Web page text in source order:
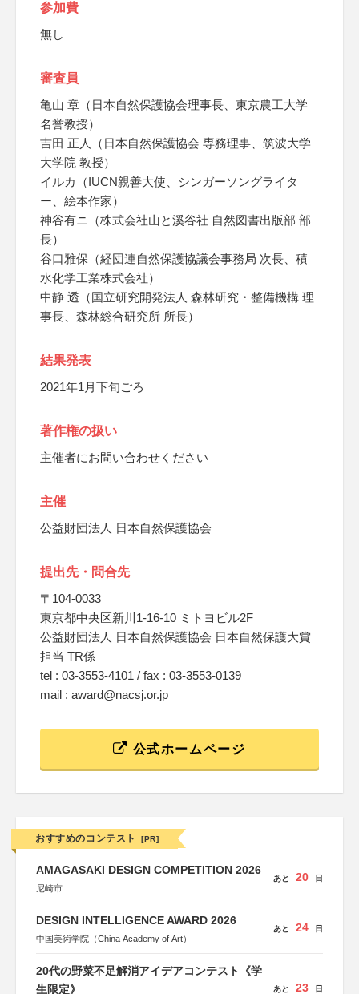
参加費
無し
審査員
亀山 章（日本自然保護協会理事長、東京農工大学
名誉教授）
吉田 正人（日本自然保護協会 専務理事、筑波大学
大学院 教授）
イルカ（IUCN親善大使、シンガーソングライタ
ー、絵本作家）
神谷有ニ（株式会社山と溪谷社 自然図書出版部 部
長）
谷口雅保（経団連自然保護協議会事務局 次長、積
水化学工業株式会社）
中静 透（国立研究開発法人 森林研究・整備機構 理
事長、森林総合研究所 所長）
結果発表
2021年1月下旬ごろ
著作権の扱い
主催者にお問い合わせください
主催
公益財団法人 日本自然保護協会
提出先・問合先
〒104-0033
東京都中央区新川1-16-10 ミトヨビル2F
公益財団法人 日本自然保護協会 日本自然保護大賞
担当 TR係
tel : 03-3553-4101 / fax : 03-3553-0139
mail : award@nacsj.or.jp
公式ホームページ
おすすめのコンテスト [PR]
AMAGASAKI DESIGN COMPETITION 2026
尼崎市
あと 20 日
DESIGN INTELLIGENCE AWARD 2026
中国美術学院（China Academy of Art）
あと 24 日
20代の野菜不足解消アイデアコンテスト《学
生限定》
あと 23 日